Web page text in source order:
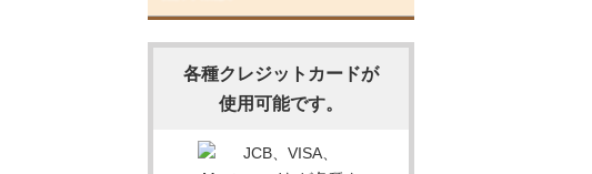
各種クレジットカードが
使用可能です。